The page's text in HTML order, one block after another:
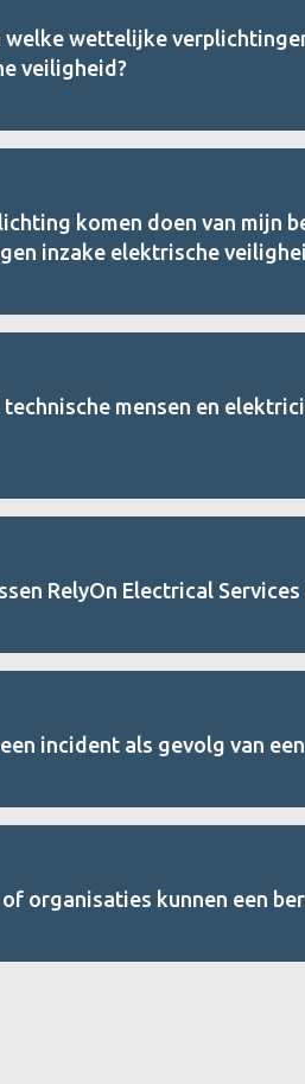
welke wettelijke
veiligheid?
komen doen van mijn
inzake elektrische
mensen en
RelyOn Electrical Services
incident als gevolg van
organisaties kunnen een